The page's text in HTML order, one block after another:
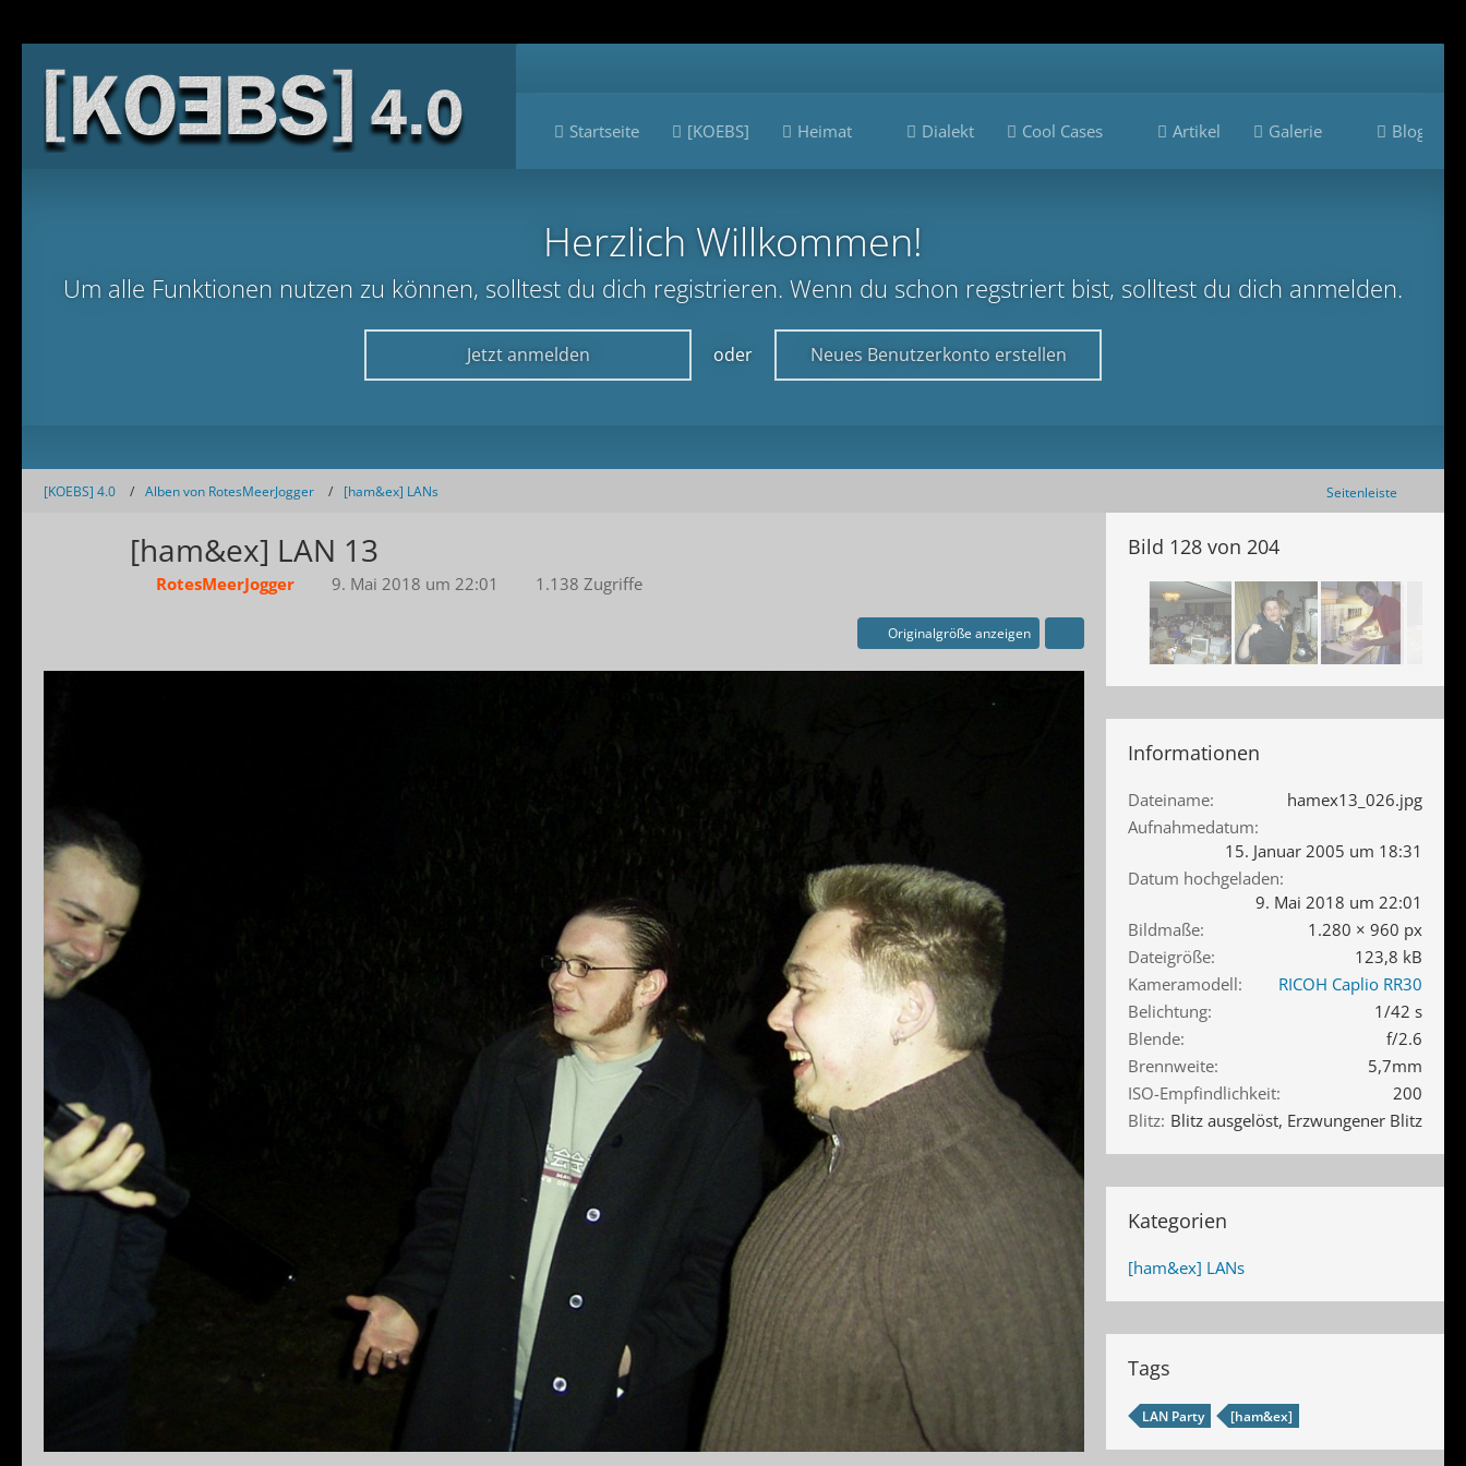
Startseite [KOEBS] Heimat Dialekt Cool Cases Artikel Galerie Blogs
Herzlich Willkommen!
Um alle Funktionen nutzen zu können, solltest du dich registrieren. Wenn du schon regstriert bist, solltest du dich anmelden.
Jetzt anmelden oder Neues Benutzerkonto erstellen
[KOEBS] 4.0 Alben von RotesMeerJogger [ham&ex] LANs Seitenleiste
[ham&ex] LAN 13
RotesMeerJogger 9. Mai 2018 um 22:01 1.138 Zugriffe
Originalgröße anzeigen
Bild 128 von 204
Informationen
Dateiname
hamex13_026.jpg
Aufnahmedatum
15. Januar 2005 um 18:31
Datum hochgeladen
9. Mai 2018 um 22:01
Bildmaße
1.280 × 960 px
Dateigröße
123,8 kB
Kameramodell
RICOH Caplio RR30
Belichtung
1/42 s
Blende
f/2.6
Brennweite
5,7mm
ISO-Empfindlichkeit
200
Blitz Blitz ausgelöst, Erzwungener Blitz
Kategorien
[ham&ex] LANs
Tags
LAN Party [ham&ex]